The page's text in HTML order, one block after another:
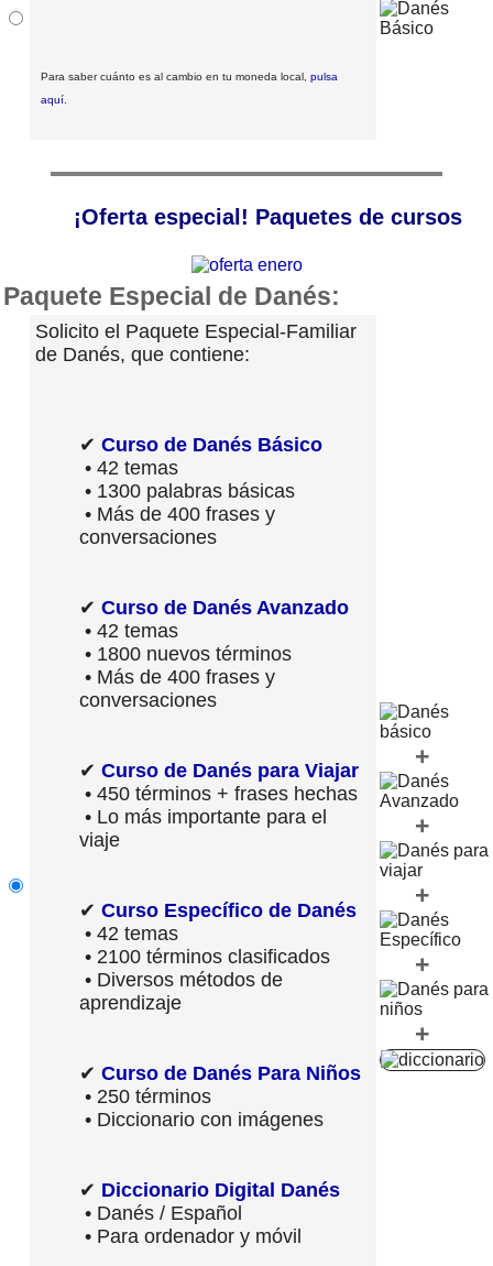
Para saber cuánto es al cambio en tu moneda local, pulsa
aquí
¡Oferta especial! Paquetes de cursos
Paquete Especial de Danés:
Solicito el Paquete Especial-Familiar
de Danés, que contiene:
✔ Curso de Danés Básico
• 42 temas
• 1300 palabras básicas
• Más de 400 frases y
conversaciones
✔ Curso de Danés Avanzado
• 42 temas
• 1800 nuevos términos
• Más de 400 frases y
conversaciones
✔ Curso de Danés para Viajar
• 450 términos + frases hechas
• Lo más importante para el
viaje
✔ Curso Específico de Danés
• 42 temas
• 2100 términos clasificados
• Diversos métodos de
aprendizaje
✔ Curso de Danés Para Niños
• 250 términos
• Diccionario con imágenes
✔ Diccionario Digital Danés
• Danés / Español
• Para ordenador y móvil
+
+
+
+
+